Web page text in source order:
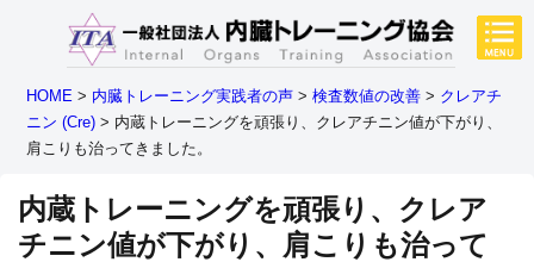
HOME > 内臓トレーニング実践者の声 >検査数値の改善 > クレアチ
ニン (Cre) > 内蔵トレーニングを頑張り、クレアチニン値が下がり、
肩こりも治ってきました。
内蔵トレーニングを頑張り、クレア
チニン値が下がり、肩こりも治って